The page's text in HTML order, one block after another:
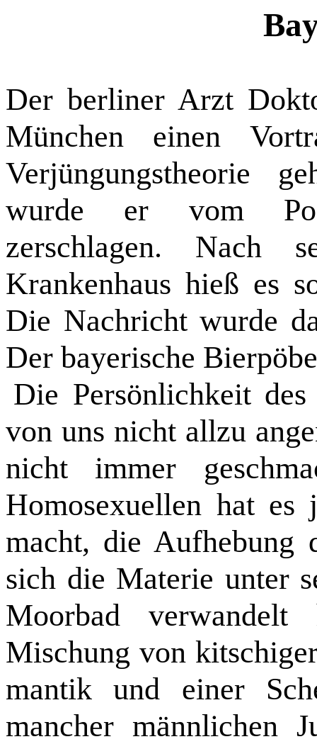
Der berliner Arzt
München einen
Verjüngungstheorie
wurde er vom
zerschlagen. Nach
Krankenhaus hieß es
Die Nachricht wurde
Der bayerische
Die Persönlichkeit
von uns nicht allzu
nicht immer
Homosexuellen hat
macht, die Aufhebung
sich die Materie unter
Moorbad
Mischung von
mantik und einer
mancher männ­lichen